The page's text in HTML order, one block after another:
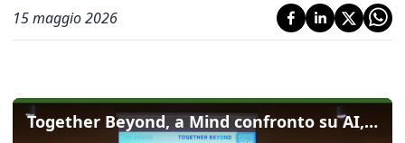
15 maggio 2026
Together Beyond, a Mind confronto su AI, salute e citta' del futuro